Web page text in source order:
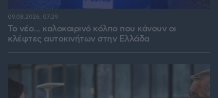
Το νέο... καλοκαιρινό κόλπο που κάνουν οι
κλέφτες αυτοκινήτων στην Ελλάδα
09.08.2026, 07:29